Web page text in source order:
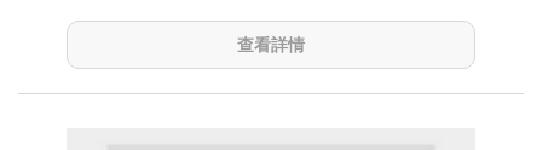
查看詳情